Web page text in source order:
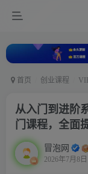
首页 创业课程
从入门到进阶
门课程，全面
冒泡网
2026年7月8